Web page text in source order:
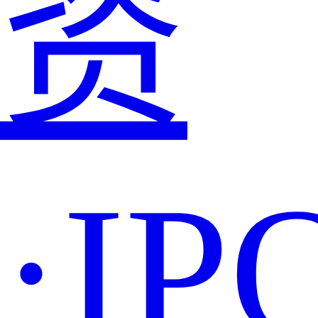
资